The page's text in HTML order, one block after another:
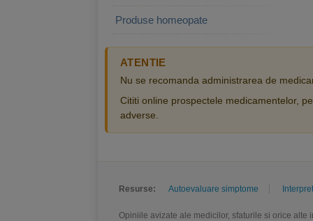
Produse homeopate
ATENTIE
Nu se recomanda administrarea de
Cititi online prospectele medicamentelor,
adverse.
Resurse: Autoevaluare simptome
Opiniile avizate ale medicilor, sfaturile si orice